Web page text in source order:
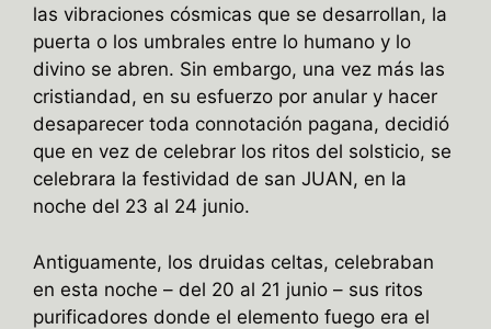
las vibraciones cósmicas que se desarrollan, la
puerta o los umbrales entre lo humano y lo
divino se abren. Sin embargo, una vez más las
cristiandad, en su esfuerzo por anular y hacer
desaparecer toda connotación pagana, decidió
que en vez de celebrar los ritos del solsticio, se
celebrara la festividad de san JUAN, en la
noche del 23 al 24 junio.
Antiguamente, los druidas celtas, celebraban
en esta noche – del 20 al 21 junio – sus ritos
purificadores donde el elemento fuego era el